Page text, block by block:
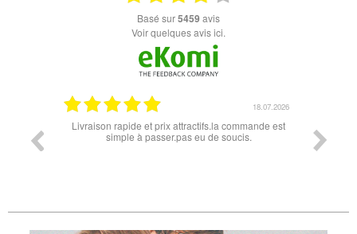
basé sur5459 avis
Voir quelques avis ici.
18.07.2026
et prix attractifs.la commande est
à passer.pas eu de soucis.
Super lunette merci pour les